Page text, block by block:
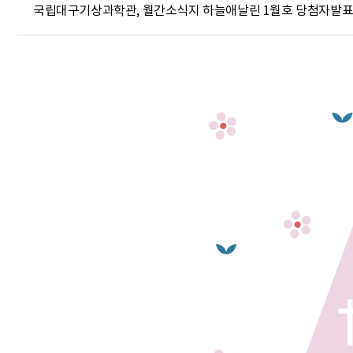
국립대구기상과학관, 월간소식지 하늘애날린 1월호 당첨자발표